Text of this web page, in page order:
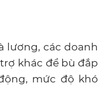
lương, các doanh
khác để bù đắp
mức độ khó